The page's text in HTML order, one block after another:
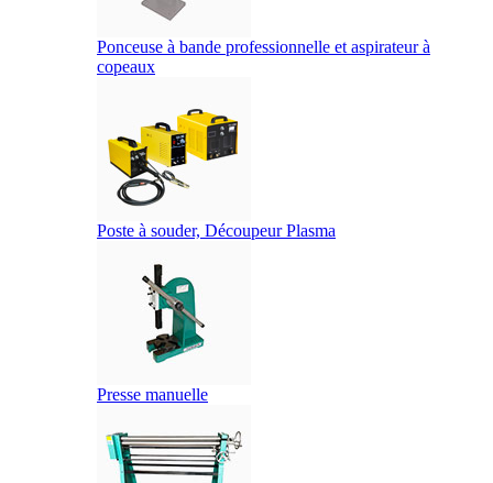
Ponceuse à bande professionnelle et aspirateur à
copeaux
Poste à souder, Découpeur Plasma
Presse manuelle